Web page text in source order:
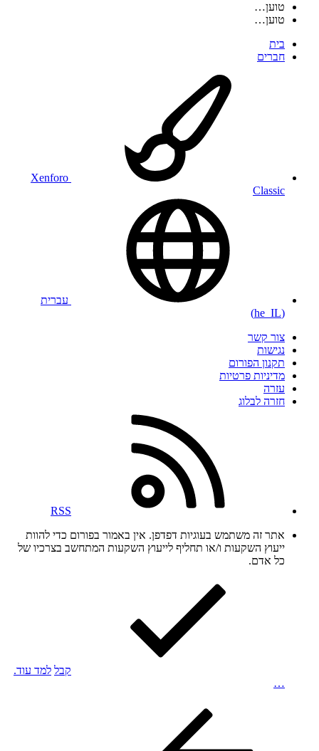
טוען…
טוען…
בית
חברים
Xenforo
Classic
עברית
(he_IL)
צור קשר
נגישות
תקנון הפורום
מדיניות פרטיות
עזרה
חזרה לבלוג
RSS
אתר זה משתמש בעוגיות דפדפן. אין באמור בפורום כדי להוות
ייעוץ השקעות ו/או תחליף לייעוץ השקעות המתחשב בצרכיו של
כל אדם.
קבל למד עוד.
…